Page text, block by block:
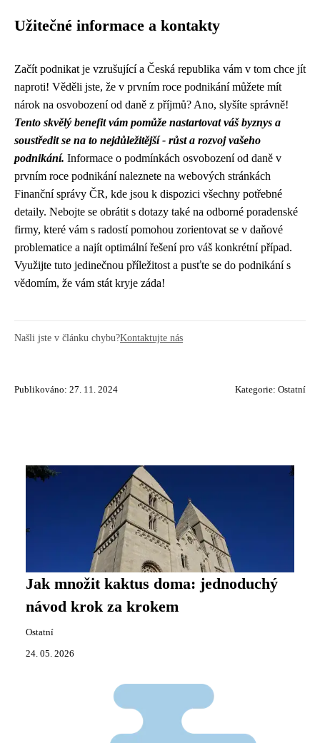
Užitečné informace a kontakty
Začít podnikat je vzrušující a Česká republika vám v tom chce jít
naproti! Věděli jste, že v prvním roce podnikání můžete mít
nárok na osvobození od daně z příjmů? Ano, slyšíte správně!
Tento skvělý benefit vám pomůže nastartovat váš byznys a
soustředit se na to nejdůležitější - růst a rozvoj vašeho
podnikání. Informace o podmínkách osvobození od daně v
prvním roce podnikání naleznete na webových stránkách
Finanční správy ČR, kde jsou k dispozici všechny potřebné
detaily. Nebojte se obrátit s dotazy také na odborné poradenské
firmy, které vám s radostí pomohou zorientovat se v daňové
problematice a najít optimální řešení pro váš konkrétní případ.
Využijte tuto jedinečnou příležitost a pusťte se do podnikání s
vědomím, že vám stát kryje záda!
Našli jste v článku chybu?Kontaktujte nás
Publikováno: 27. 11. 2024 Kategorie: Ostatní
Jak množit kaktus doma: jednoduchý
návod krok za krokem
Ostatní
24. 05. 2026